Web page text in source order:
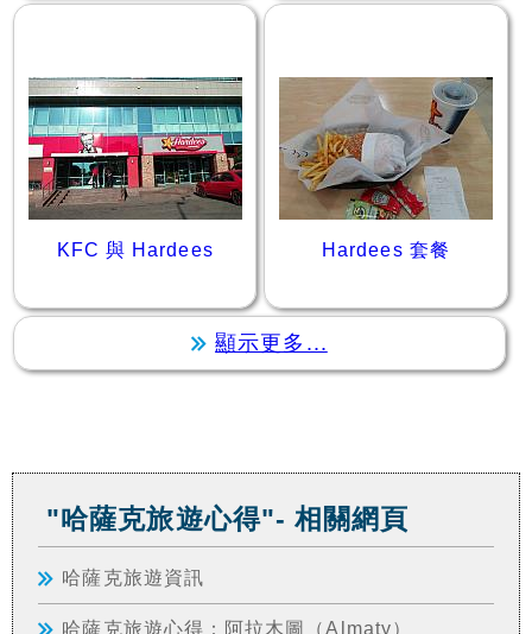
KFC 與 Hardees Hardees 套餐
顯示更多...
"哈薩克旅遊心得"- 相關網頁
哈薩克旅遊資訊
哈薩克旅遊心得：阿拉木圖（Almaty）